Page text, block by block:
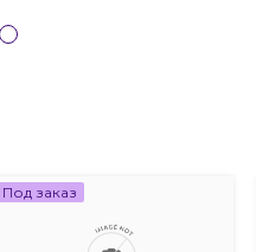
Под заказ